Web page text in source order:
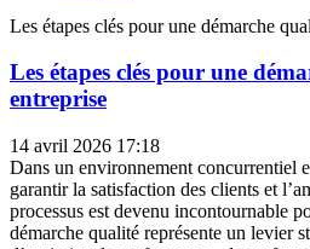
Les étapes clés pour une démarche
Les étapes clés pour une
entreprise
14 avril 2026 17:18
Dans un environnement concurrentiel
garantir la satisfaction des clients et
processus est devenu incontournable
démarche qualité représente un levier